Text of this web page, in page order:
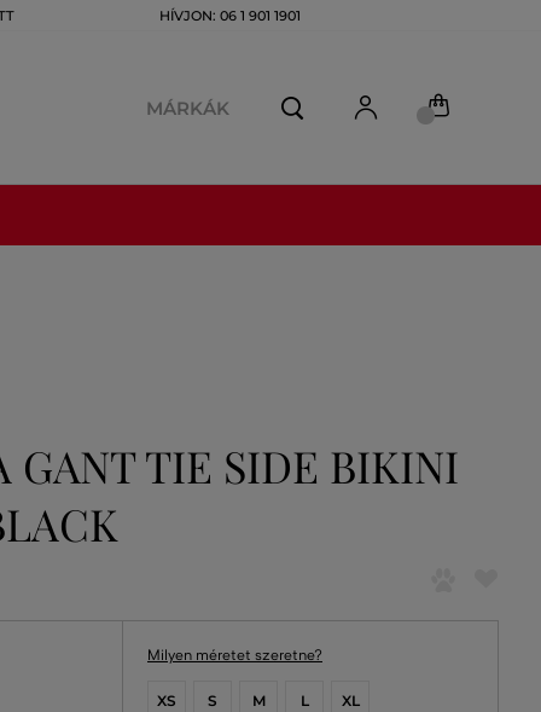
HÍVJON: 06 1 901 1901
MÁRKÁK
GANT TIE SIDE BIKINI
Milyen méretet szeretne?
XS S M L XL